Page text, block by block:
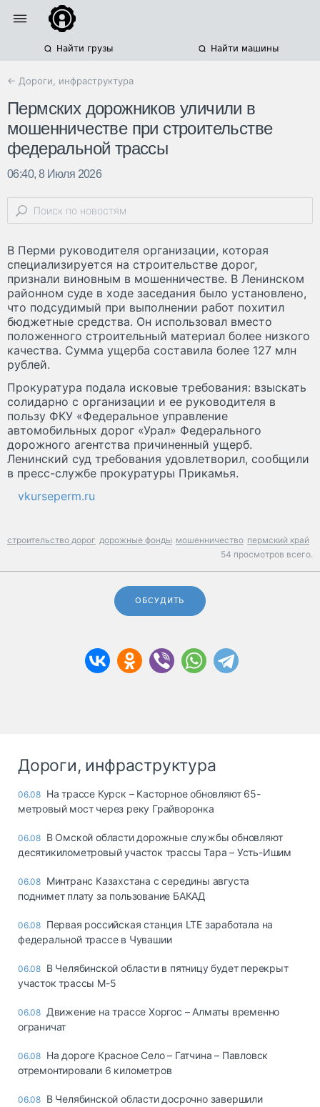
Найти грузы Найти машины
← Дороги, инфраструктура
Пермских дорожников уличили в
мошенничестве при строительстве
федеральной трассы
06:40, 8 Июля 2026
В Перми руководителя организации, которая
специализируется на строительстве дорог,
признали виновным в мошенничестве. В Ленинском
районном суде в ходе заседания было установлено,
что подсудимый при выполнении работ похитил
бюджетные средства. Он использовал вместо
положенного строительный материал более низкого
качества. Сумма ущерба составила более 127 млн
рублей.
Прокуратура подала исковые требования: взыскать
солидарно с организации и ее руководителя в
пользу ФКУ «Федеральное управление
автомобильных дорог «Урал» Федерального
дорожного агентства причиненный ущерб.
Ленинский суд требования удовлетворил, сообщили
в пресс-службе прокуратуры Прикамья.
vkurseperm.ru
строительство дорог дорожные фонды мошенничество пермский край
54 просмотров всего.
ОБСУДИТЬ
Дороги, инфраструктура
06.08 На трассе Курск – Касторное обновляют 65-
метровый мост через реку Грайворонка
06.08 В Омской области дорожные службы обновляют
десятикилометровый участок трассы Тара – Усть-Ишим
06.08 Минтранс Казахстана с середины августа
поднимет плату за пользование БАКАД
06.08 Первая российская станция LTE заработала на
федеральной трассе в Чувашии
06.08 В Челябинской области в пятницу будет перекрыт
участок трассы М-5
06.08 Движение на трассе Хоргос – Алматы временно
ограничат
06.08 На дороге Красное Село – Гатчина – Павловск
отремонтировали 6 километров
06.08 В Челябинской области досрочно завершили